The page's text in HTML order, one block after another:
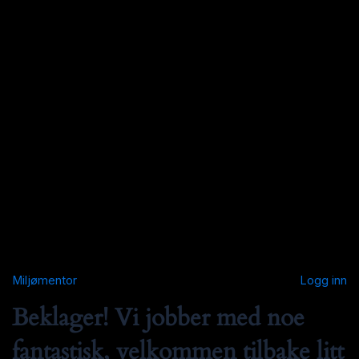
Miljømentor Logg inn
Beklager! Vi jobber med noe
fantastisk, velkommen tilbake litt